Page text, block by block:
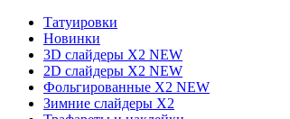
Татуировки
Новинки
3D слайдеры X2 NEW
2D слайдеры X2 NEW
Фольгированные X2 NEW
Зимние слайдеры Х2